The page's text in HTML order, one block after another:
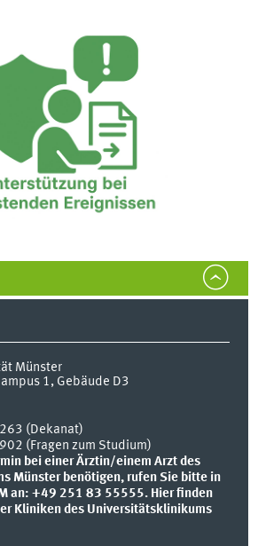
Münster
1, Gebäude D3
(Dekanat)
(Fragen zum Studium)
bei einer Ärztin/einem Arzt des
Münster benötigen, rufen Sie bitte in
an: +49 251 83 55555. Hier finden
Kliniken des Universitätsklinikums